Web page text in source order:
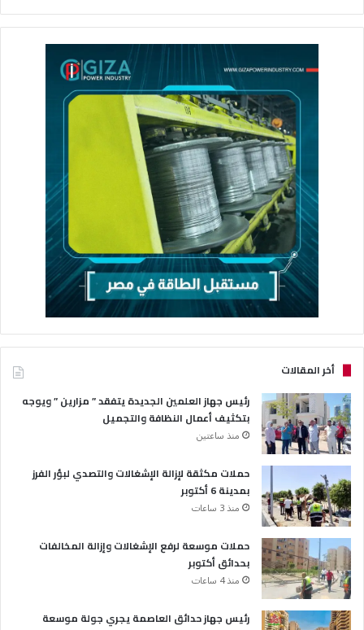
أخر المقالات
رئيس جهاز العلمين الجديدة يتفقد ” مزارين ” ويوجه
بتكثيف أعمال النظافة والتجميل
منذ ساعتين
حملات مكثقة لإزالة الإشغالات والتصدي لبؤر الفرز
بمدينة 6 أكتوبر
منذ 3 ساعات
حملات موسعة لرفع الإشغالات وإزالة المخالفات
بحدائق أكتوبر
منذ 4 ساعات
رئيس جهاز حدائق العاصمة يجري جولة موسعة